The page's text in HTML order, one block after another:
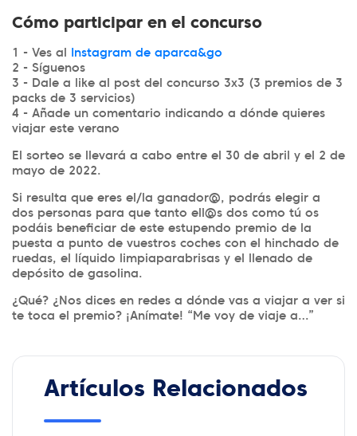
Cómo participar en el concurso
1 - Ves al
Instagram de aparca&go
2 - Síguenos
3 - Dale a like al post del concurso 3x3 (3 premios de 3
packs de 3 servicios)
4 - Añade un comentario indicando a dónde quieres
viajar este verano
El sorteo se llevará a cabo entre el 30 de abril y el 2 de
mayo de 2022.
Si resulta que eres el/la ganador@, podrás elegir a
dos personas para que tanto ell@s dos como tú os
podáis beneficiar de este estupendo premio de la
puesta a punto de vuestros coches con el hinchado de
ruedas, el líquido limpiaparabrisas y el llenado de
depósito de gasolina.
¿Qué? ¿Nos dices en redes a dónde vas a viajar a ver si
te toca el premio? ¡Anímate! “Me voy de viaje a…”
Artículos Relacionados